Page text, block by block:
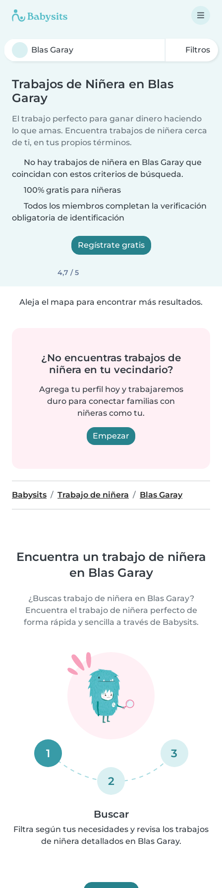
Filtros
Trabajos de Niñera en Blas
Garay
El trabajo perfecto para ganar dinero haciendo
lo que amas. Encuentra trabajos de niñera cerca
de ti, en tus propios términos.
No hay trabajos de niñera en Blas Garay que
coincidan con estos criterios de búsqueda.
100% gratis para niñeras
Todos los miembros completan la verificación
obligatoria de identificación
Regístrate gratis
4,7 / 5
Aleja el mapa para encontrar más resultados.
¿No encuentras trabajos de
niñera en tu vecindario?
Agrega tu perfil hoy y trabajaremos
duro para conectar familias con
niñeras como tu.
Empezar
Babysits Trabajo de niñera Blas Garay
Encuentra un trabajo de niñera
en Blas Garay
¿Buscas trabajo de niñera en Blas Garay?
Encuentra el trabajo de niñera perfecto de
forma rápida y sencilla a través de Babysits.
1
2
3
Buscar
Filtra según tus necesidades y revisa los trabajos
de niñera detallados en Blas Garay.